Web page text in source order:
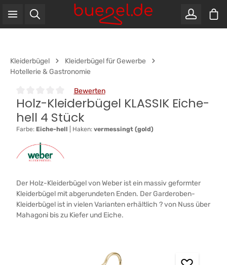
Zum Hauptinhalt springen
Kleiderbügel
Kleiderbügel für Gewerbe
Hotellerie & Gastronomie
Durchschnittliche Bewertung von 0 von 5 Sternen
Bewerten
Holz-Kleiderbügel KLASSIK Eiche-
hell 4 Stück
Farbe: Eiche-hell Haken: vermessingt (gold)
Der Holz-Kleiderbügel von Weber ist ein massiv geformter
Kleiderbügel mit abgerundeten Enden. Der Garderoben-
Kleiderbügel ist in vielen Varianten erhältlich ? von Nuss über
Mahagoni bis zu Kiefer und Eiche.